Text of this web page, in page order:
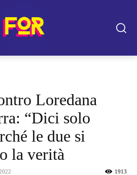
Loredana
“Dici solo
le due si
la verità
1913